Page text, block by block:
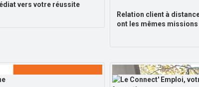
vers votre réussite
Relation client à
ont les mêmes missions